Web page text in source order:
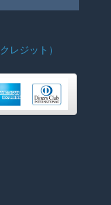
レジット）